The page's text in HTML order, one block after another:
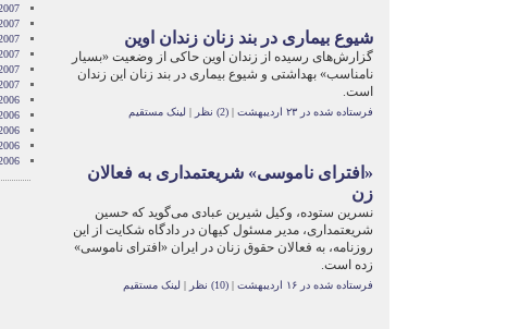
شیوع بیماری در بند زنان زندان اوین
گزارش‌های رسیده از زندان اوین حاکی از وضعیت «بسیار
نامناسب» بهداشتی و شیوع بیماری در بند زنان این زندان
است.
فرستاده شده در ۲۳ اردیبهشت |(2) نظر | لینک مستقیم
«افترای ناموسی» شریعتمداری به فعالان
زن
نسرین ستوده، وکیل شیرین عبادی می‌گوید که حسین
شریعتمداری، مدیر مسئول کیهان در دادگاه شکایت از این
روزنامه، به فعالان حقوق زنان در ایران «افترای ناموسی»
زده‌ است.
فرستاده شده در ۱۶ اردیبهشت |(10) نظر | لینک مستقیم